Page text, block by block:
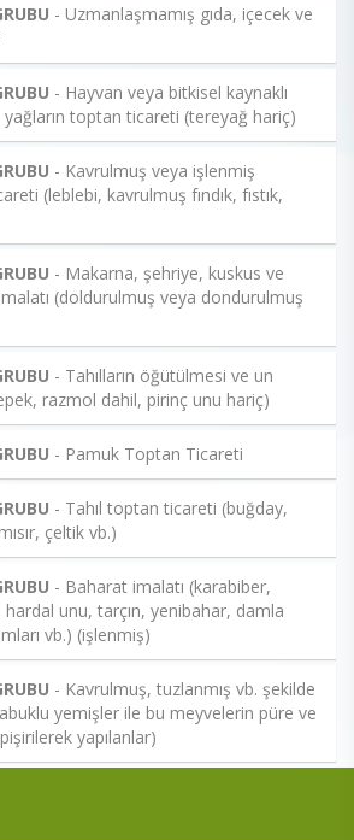
- Uzmanlaşmamış gıda, içecek ve
- Hayvan veya bitkisel kaynaklı
yağların toptan ticareti (tereyağ hariç)
- Kavrulmuş veya işlenmiş
(leblebi, kavrulmuş fındık, fıstık,
- Makarna, şehriye, kuskus ve
(doldurulmuş veya dondurulmuş
- Tahılların öğütülmesi ve un
razmol dahil, pirinç unu hariç)
- Pamuk Toptan Ticareti
- Tahıl toptan ticareti (buğday,
çeltik vb.)
- Baharat imalatı (karabiber,
hardal unu, tarçın, yenibahar, damla
vb.) (işlenmiş)
- Kavrulmuş, tuzlanmış vb. şekilde
yemişler ile bu meyvelerin püre ve
yapılanlar)